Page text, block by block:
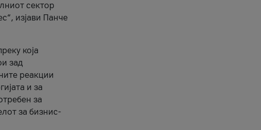
сектор
изјави Панче
која
зад
реакции
и за
за
за бизнис-